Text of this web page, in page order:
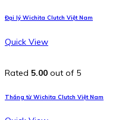
Đại lý Wichita Clutch Việt Nam
Quick View
Rated 5.00 out of 5
Thắng từ Wichita Clutch Việt Nam